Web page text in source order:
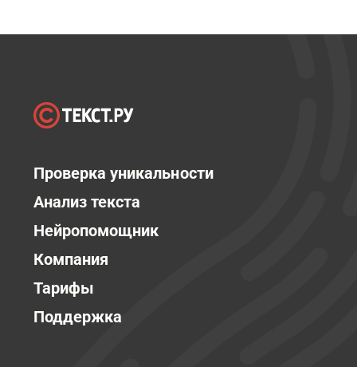
Проверка уникальности
Анализ текста
Нейропомощник
Компания
Тарифы
Поддержка